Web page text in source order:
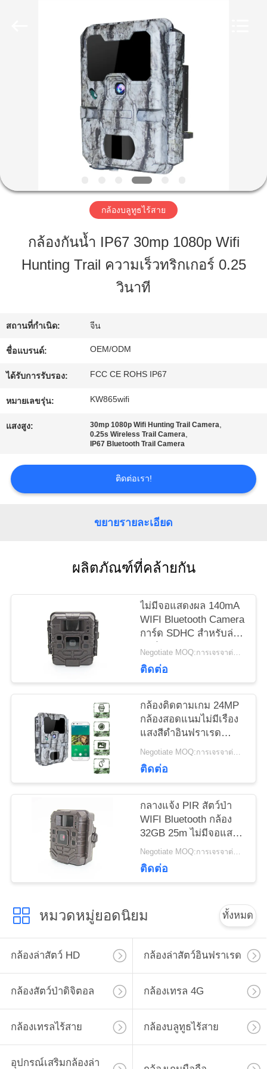
เรา
โรงงาน
การ
ควบคุม
คุณภาพ
ติดต่อ
ขอ
เว็บไซต์
นโยบาย
ความ
เป็น
กล้องบลูทูธไร้สาย
กล้องกันน้ำ IP67 30mp 1080p Wifi
Hunting Trail ความเร็วทริกเกอร์ 0.25
วินาที
สถานที่กำเนิด: จีน
ชื่อแบรนด์: OEM/ODM
ได้รับการรับรอง: FCC CE ROHS IP67
หมายเลขรุ่น: KW865wifi
แสงสูง: 30mp 1080p Wifi Hunting Trail Camera,
0.25s Wireless Trail Camera,
IP67 Bluetooth Trail Camera
ติดต่อเรา!
ขยายรายละเอียด
ผลิตภัณฑ์ที่คล้ายกัน
ไม่มีจอแสดงผล 140mA
WIFI Bluetooth Camera
การ์ด SDHC สำหรับล่า
สัตว์
Negotiate MOQ:การเจรจาต่อรอง
ติดต่อ
กล้องติดตามเกม 24MP
กล้องสอดแนมไม่มีเรือง
แสงสีดำอินฟราเรด
Night Vision 0.25 วินาทีNegotiate MOQ:การเจรจาต่อรอง
ติดต่อ
กลางแจ้ง PIR สัตว์ป่า
WIFI Bluetooth กล้อง
32GB 25m ไม่มีจอแสดง
ผล
Negotiate MOQ:การเจรจาต่อรอง
ติดต่อ
หมวดหมู่ยอดนิยม ทั้งหมด
กล้องล่าสัตว์ HD กล้องล่าสัตว์อินฟราเรด
กล้องสัตว์ป่าดิจิตอล กล้องเทรล 4G
กล้องเทรลไร้สาย กล้องบลูทูธไร้สาย
อุปกรณ์เสริมกล้องล่า